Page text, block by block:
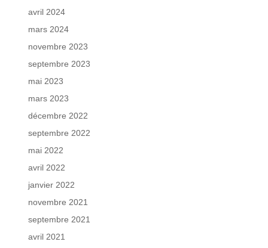
avril 2024
mars 2024
novembre 2023
septembre 2023
mai 2023
mars 2023
décembre 2022
septembre 2022
mai 2022
avril 2022
janvier 2022
novembre 2021
septembre 2021
avril 2021